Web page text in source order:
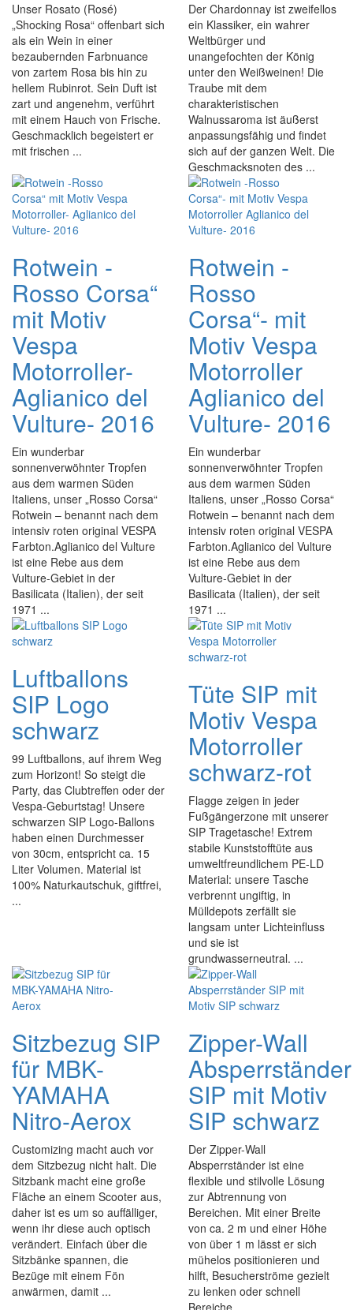
Unser Rosato (Rosé)
„Shocking Rosa“ offenbart sich
als ein Wein in einer
bezaubernden Farbnuance
von zartem Rosa bis hin zu
hellem Rubinrot. Sein Duft ist
zart und angenehm, verführt
mit einem Hauch von Frische.
Geschmacklich begeistert er
mit frischen ...
Der Chardonnay ist zweifellos
ein Klassiker, ein wahrer
Weltbürger und
unangefochten der König
unter den Weißweinen! Die
Traube mit dem
charakteristischen
Walnussaroma ist äußerst
anpassungsfähig und findet
sich auf der ganzen Welt. Die
Geschmacksnoten des ...
Rotwein -
Rosso Corsa“
mit Motiv
Vespa
Motorroller-
Aglianico del
Vulture- 2016
Ein wunderbar
sonnenverwöhnter Tropfen
aus dem warmen Süden
Italiens, unser „Rosso Corsa“
Rotwein – benannt nach dem
intensiv roten original VESPA
Farbton.Aglianico del Vulture
ist eine Rebe aus dem
Vulture-Gebiet in der
Basilicata (Italien), der seit
1971 ...
Rotwein -
Rosso
Corsa“- mit
Motiv Vespa
Motorroller
Aglianico del
Vulture- 2016
Ein wunderbar
sonnenverwöhnter Tropfen
aus dem warmen Süden
Italiens, unser „Rosso Corsa“
Rotwein – benannt nach dem
intensiv roten original VESPA
Farbton.Aglianico del Vulture
ist eine Rebe aus dem
Vulture-Gebiet in der
Basilicata (Italien), der seit
1971 ...
Luftballons
SIP Logo
schwarz
99 Luftballons, auf ihrem Weg
zum Horizont! So steigt die
Party, das Clubtreffen oder der
Vespa-Geburtstag! Unsere
schwarzen SIP Logo-Ballons
haben einen Durchmesser
von 30cm, entspricht ca. 15
Liter Volumen. Material ist
100% Naturkautschuk, giftfrei,
...
Tüte SIP mit
Motiv Vespa
Motorroller
schwarz-rot
Flagge zeigen in jeder
Fußgängerzone mit unserer
SIP Tragetasche! Extrem
stabile Kunststofftüte aus
umweltfreundlichem PE-LD
Material: unsere Tasche
verbrennt ungiftig, in
Mülldepots zerfällt sie
langsam unter Lichteinfluss
und sie ist
grundwasserneutral. ...
Sitzbezug SIP
für MBK-
YAMAHA
Nitro-Aerox
Customizing macht auch vor
dem Sitzbezug nicht halt. Die
Sitzbank macht eine große
Fläche an einem Scooter aus,
daher ist es um so auffälliger,
wenn ihr diese auch optisch
verändert. Einfach über die
Sitzbänke spannen, die
Bezüge mit einem Fön
anwärmen, damit ...
Zipper-Wall
Absperrständer
SIP mit Motiv
SIP schwarz
Der Zipper-Wall
Absperrständer ist eine
flexible und stilvolle Lösung
zur Abtrennung von
Bereichen. Mit einer Breite
von ca. 2 m und einer Höhe
von über 1 m lässt er sich
mühelos positionieren und
hilft, Besucherströme gezielt
zu lenken oder schnell
Bereiche, ...